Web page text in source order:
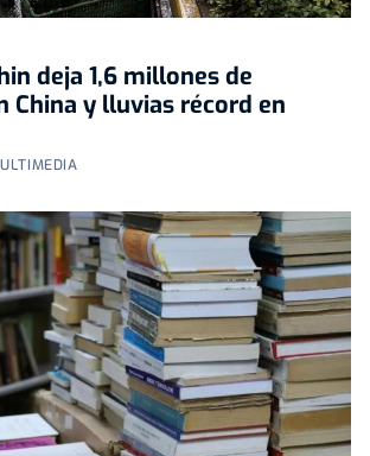
deja 1,6 millones de
China y lluvias récord en